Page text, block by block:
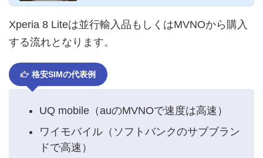
Xperia 8 Liteは並行輸入品もしくはMVNOから購入
する流れとなります。
格安SIMの代表例
UQ mobile（auのMVNOで速度は高速）
ワイモバイル（ソフトバンクのサブブラン
ドで高速）